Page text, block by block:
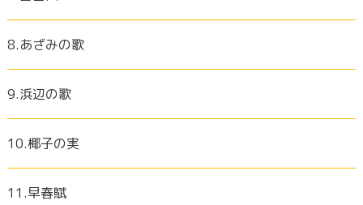
8.あざみの歌
9.浜辺の歌
10.椰子の実
11.早春賦